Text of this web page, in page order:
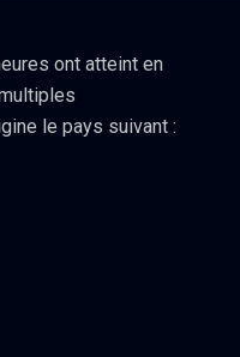
ont atteint en
le pays suivant :